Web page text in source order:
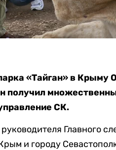
«Тайган» в Крыму
получил
СК.
Главного
и городу